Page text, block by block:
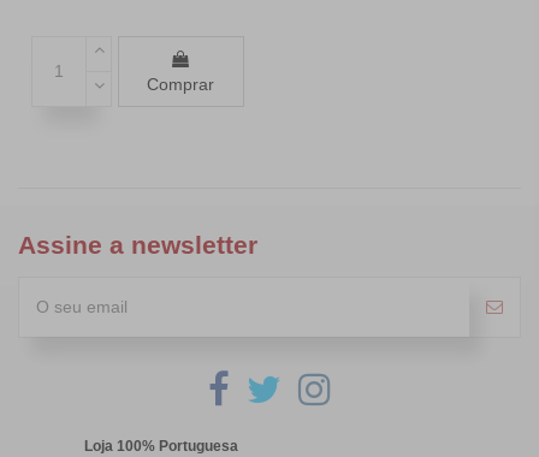
Comprar
Assine a newsletter
Loja 100% Portuguesa